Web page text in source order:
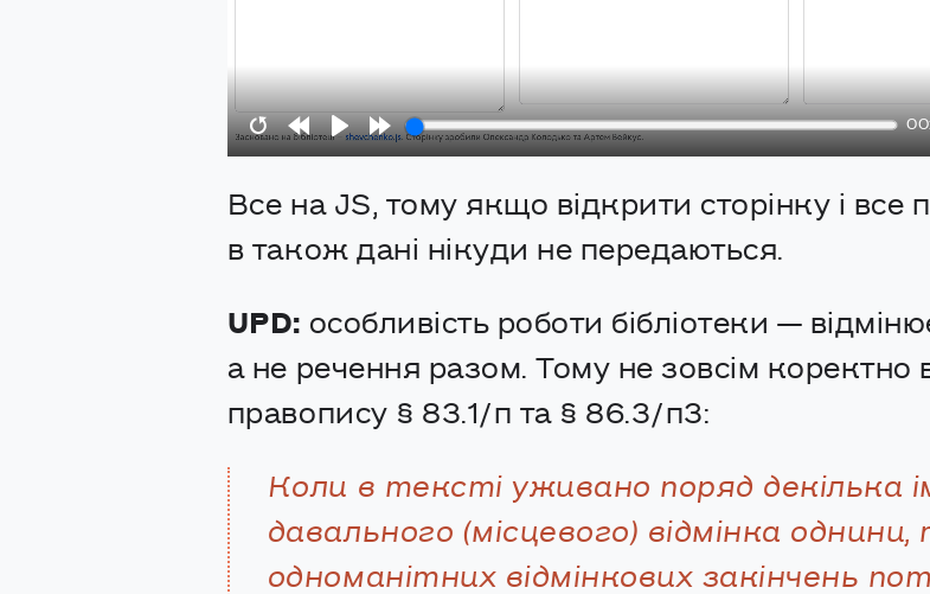
Restart
Rewind
10s
PlayForward
10s
Все на JS, тому якщо відкрити сторінку і все
в також дані нікуди не передаються.
UPD: особливість роботи бібліотеки —
а не речення разом. Тому не зовсім коректно
правопису § 83.1/п та § 86.3/п3:
Коли в тексті уживано поряд декілька
давального (місцевого) відмінка
одноманітних відмінкових закінчень